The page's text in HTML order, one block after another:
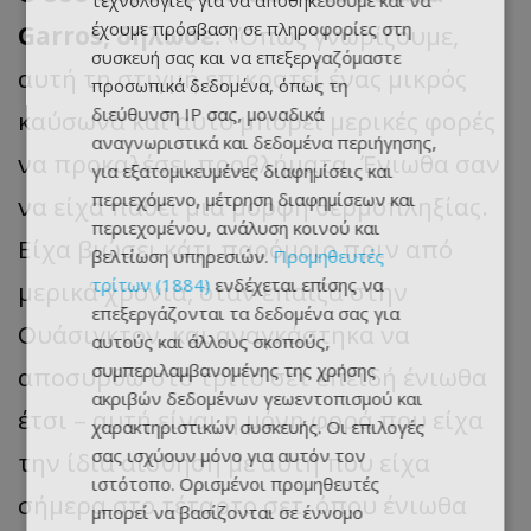
Garros, δήλωσε:«Όπως γνωρίζουμε,
αυτή τη στιγμή επικρατεί ένας μικρός
καύσωνα και αυτό μπορεί μερικές φορές
να προκαλέσει προβλήματα. Ένιωθα σαν
να είχα πάθει μια μορφή θερμοπληξίας.
Είχα βιώσει κάτι παρόμοιο πριν από
μερικά χρόνια, όταν έπαιζα στην
Ουάσιγκτον, και αναγκάστηκα να
αποσυρθώ στο τρίτο σετ επειδή ένιωθα
έτσι –αυτή είναι η μόνη φορά που είχα
την ίδια αίσθηση με αυτή που είχα
σήμερα στο τέταρτο σετ, όπου ένιωθα
έχουμε πρόσβαση σε πληροφορίες στη
συσκευή σας και να επεξεργαζόμαστε
προσωπικά δεδομένα, όπως τη
διεύθυνση IP σας, μοναδικά
αναγνωριστικά και δεδομένα περιήγησης,
για εξατομικευμένες διαφημίσεις και
περιεχόμενο, μέτρηση διαφημίσεων και
περιεχομένου, ανάλυση κοινού και
βελτίωση υπηρεσιών.Προμηθευτές
τρίτων (1884)ενδέχεται επίσης να
επεξεργάζονται τα δεδομένα σας για
αυτούς και άλλους σκοπούς,
συμπεριλαμβανομένης της χρήσης
ακριβών δεδομένων γεωεντοπισμού και
χαρακτηριστικών συσκευής. Οι επιλογές
σας ισχύουν μόνο για αυτόν τον
ιστότοπο. Ορισμένοι προμηθευτές
μπορεί να βασίζονται σε έννομο